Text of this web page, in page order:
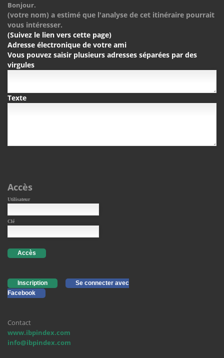
Bonjour.
(votre nom) a estimé que l'analyse de cet itinéraire pourrait
vous intéresser.
(Suivez le lien vers cette page)
Adresse électronique de votre ami
Vous pouvez saisir plusieurs adresses séparées par des
virgules
Texte
Accès
Utilisateur
Clé
Accès
Inscription
Se connecter avec
Facebook
Contact
www.ibpindex.com
info@ibpindex.com